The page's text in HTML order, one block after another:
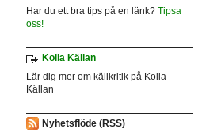
Har du ett bra tips på en länk? Tipsa
oss!
Kolla Källan
Lär dig mer om källkritik på Kolla
Källan
Nyhetsflöde (RSS)